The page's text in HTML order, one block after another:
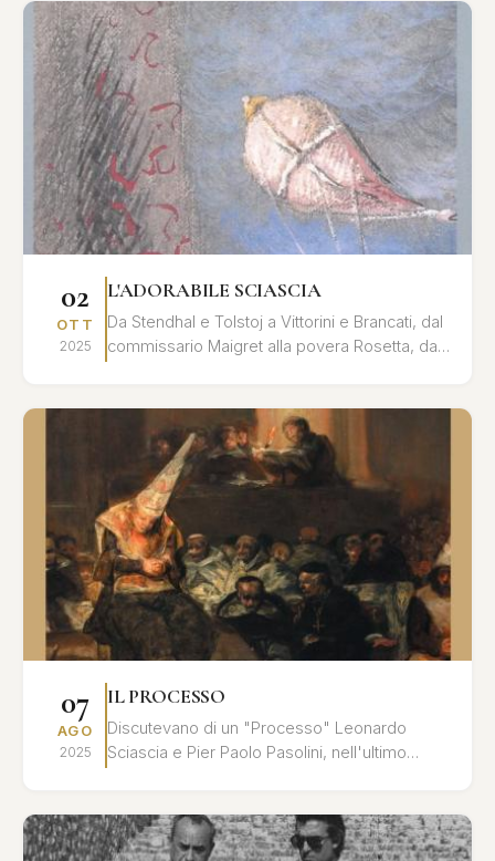
02
OTT
2025
L'ADORABILE SCIASCIA
Da Stendhal e Tolstoj a Vittorini e Brancati, dal
commissario Maigret alla povera Rosetta, dal
07
AGO
2025
IL PROCESSO
Discutevano di un "Processo" Leonardo
Sciascia e Pier Paolo Pasolini, nell'ultimo